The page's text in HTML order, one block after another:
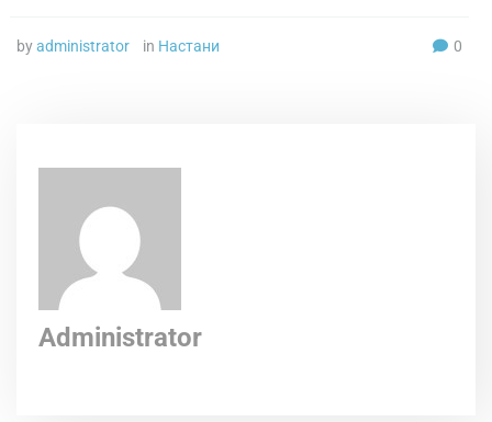
byadministrator in Настани 0
Administrator